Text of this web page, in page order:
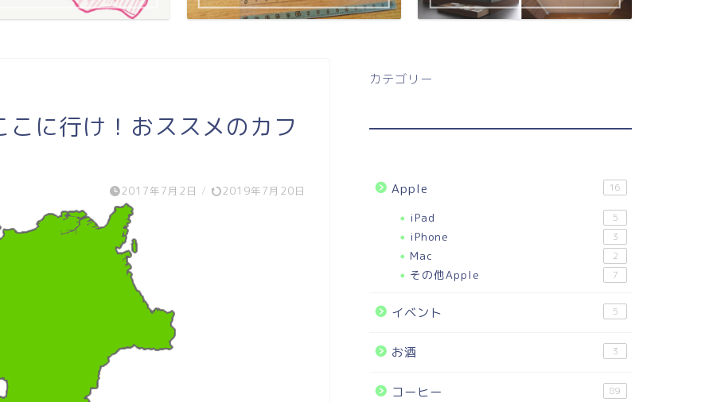
に行け！おススメのカフ
2017年7月2日 / 2019年7月20日
カテゴリー
Apple 16
iPad 5
iPhone 3
Mac 2
その他Apple 7
イベント 5
お酒 3
コーヒー 89